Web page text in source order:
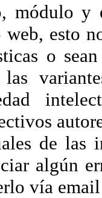
módulo y
esto
o
de las
algún
vía